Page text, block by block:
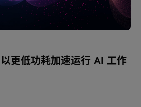
更低功耗加速运行 AI 工作